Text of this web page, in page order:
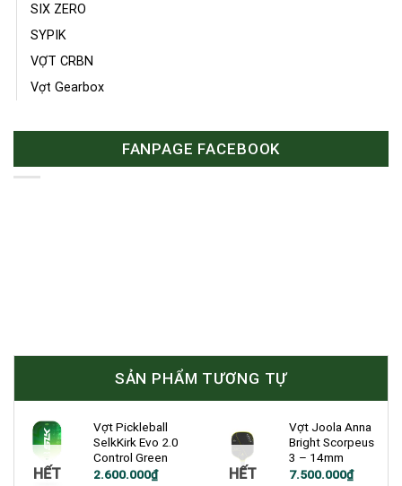
SIX ZERO
SYPIK
VỢT CRBN
Vợt Gearbox
FANPAGE FACEBOOK
SẢN PHẨM TƯƠNG TỰ
HẾT
Vợt Pickleball
SelkKirk Evo 2.0
Control Green
Giá
2.600.000₫
Giá
HẾT
Vợt Joola Anna
Bright Scorpeus
3 – 14mm
7.500.000₫